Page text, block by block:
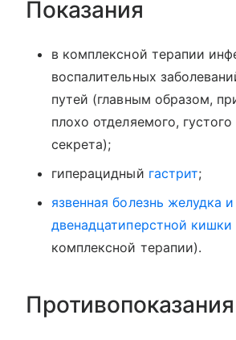
Показания
в комплексной терапии
воспалительных
путей (главным образом,
плохо отделяемого, густого
секрета);
гиперацидный гастрит;
язвенная болезнь желудка и
двенадцатиперстной кишки
комплексной терапии).
Противопоказания